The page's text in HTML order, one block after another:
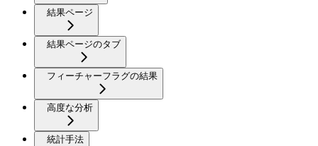
結果ページ
結果ページのタブ
フィーチャーフラグの結果
高度な分析
統計手法